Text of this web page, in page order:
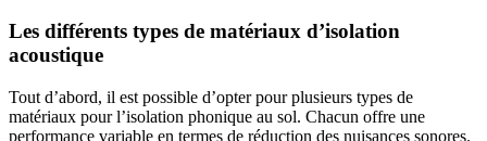
Les différents types de matériaux d’isolation
acoustique
Tout d’abord, il est possible d’opter pour plusieurs types de
matériaux pour l’isolation phonique au sol. Chacun offre une
performance variable en termes de réduction des nuisances sonores.